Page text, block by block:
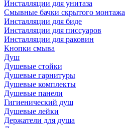
Инсталляции для унитаза
Смывные бачки скрытого монтажа
Инсталляции для биде
Инсталляции для писсуаров
Инсталляции для раковин
Кнопки смыва
Душ
Душевые стойки
Душевые гарнитуры
Душевые комплекты
Душевые панели
Гигиенический душ
Душевые лейки
Держатели для душа